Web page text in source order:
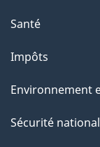
Santé
Impôts
Environnement
Sécurité